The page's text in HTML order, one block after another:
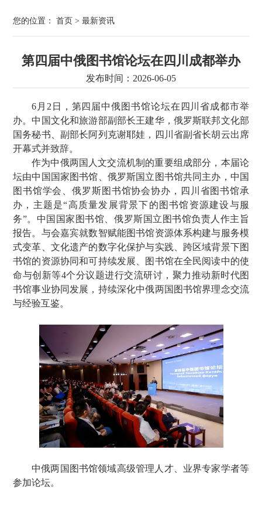
您的位置： 首页 > 最新资讯
第四届中俄图书馆论坛在四川成都举办
发布时间：2026-06-05
6月2日，第四届中俄图书馆论坛在四川省成都市举
办。中国文化和旅游部副部长王建华，俄罗斯联邦文化部
国务秘书、副部长阿列克谢耶娃，四川省副省长胡云出席
开幕式并致辞。
作为中俄两国人文交流机制的重要组成部分，本届论
坛由中国国家图书馆、俄罗斯国立图书馆共同主办，中国
图书馆学会、俄罗斯图书馆协会协办，四川省图书馆承
办，主题是“高质量发展背景下的图书馆资源建设与服
务”。中国国家图书馆、俄罗斯国立图书馆负责人作主旨
报告。与会嘉宾就数智赋能图书馆资源体系构建与服务模
式变革、文化遗产的数字化保护与实践、跨区域背景下图
书馆的资源协同和可持续发展、图书馆在全民阅读中的使
命与创新等4个分议题进行交流研讨，聚力推动新时代图
书馆事业协同发展，持续深化中俄两国图书馆界理念交流
与经验互鉴。
中俄两国图书馆领域高级管理人才、业界专家学者等
参加论坛。